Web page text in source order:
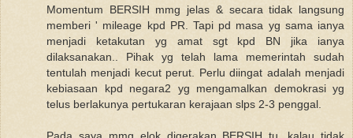
Momentum BERSIH mmg jelas & secara tidak langsung
memberi ' mileage kpd PR. Tapi pd masa yg sama ianya
menjadi ketakutan yg amat sgt kpd BN jika ianya
dilaksanakan.. Pihak yg telah lama memerintah sudah
tentulah menjadi kecut perut. Perlu diingat adalah menjadi
kebiasaan kpd negara2 yg mengamalkan demokrasi yg
telus berlakunya pertukaran kerajaan slps 2-3 penggal.
Pada saya mmg elok digerakan BERSIH tu, kalau tidak